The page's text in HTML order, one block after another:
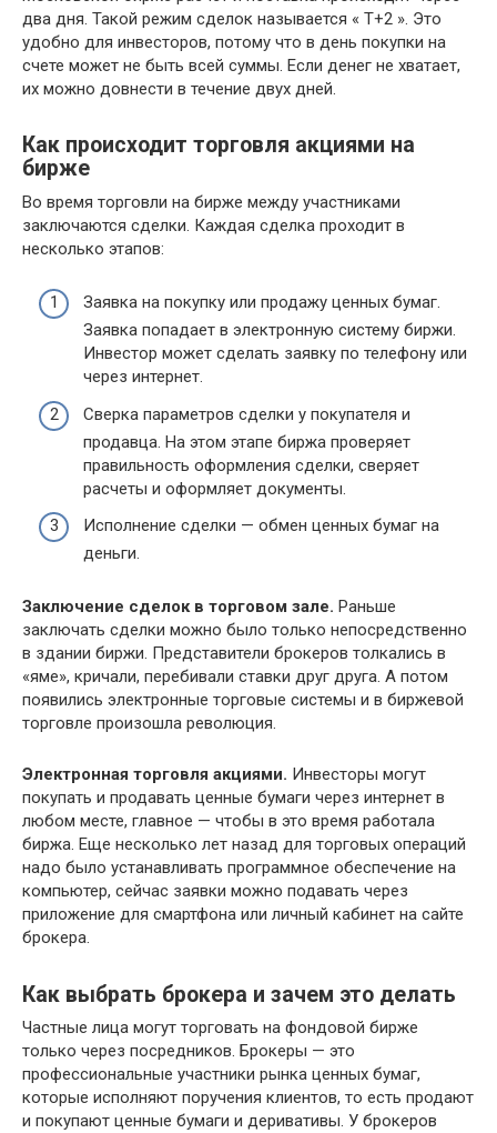
два дня. Такой режим сделок называется « Т+2 ». Это
удобно для инвесторов, потому что в день покупки на
счете может не быть всей суммы. Если денег не хватает,
их можно довнести в течение двух дней.
Как происходит торговля акциями на
бирже
Во время торговли на бирже между участниками
заключаются сделки. Каждая сделка проходит в
несколько этапов:
Заявка на покупку или продажу ценных бумаг.
Заявка попадает в электронную систему биржи.
Инвестор может сделать заявку по телефону или
через интернет.
Сверка параметров сделки у покупателя и
продавца. На этом этапе биржа проверяет
правильность оформления сделки, сверяет
расчеты и оформляет документы.
Исполнение сделки — обмен ценных бумаг на
деньги.
Заключение сделок в торговом зале. Раньше
заключать сделки можно было только непосредственно
в здании биржи. Представители брокеров толкались в
«яме», кричали, перебивали ставки друг друга. А потом
появились электронные торговые системы и в биржевой
торговле произошла революция.
Электронная торговля акциями. Инвесторы могут
покупать и продавать ценные бумаги через интернет в
любом месте, главное — чтобы в это время работала
биржа. Еще несколько лет назад для торговых операций
надо было устанавливать программное обеспечение на
компьютер, сейчас заявки можно подавать через
приложение для смартфона или личный кабинет на сайте
брокера.
Как выбрать брокера и зачем это делать
Частные лица могут торговать на фондовой бирже
только через посредников. Брокеры — это
профессиональные участники рынка ценных бумаг,
которые исполняют поручения клиентов, то есть продают
и покупают ценные бумаги и деривативы. У брокеров